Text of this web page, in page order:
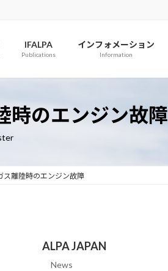
IFALPA
Publications
インフォメーション
Information
時のエンジン故障
ス離陸時のエンジン故障
ALPA JAPAN
News